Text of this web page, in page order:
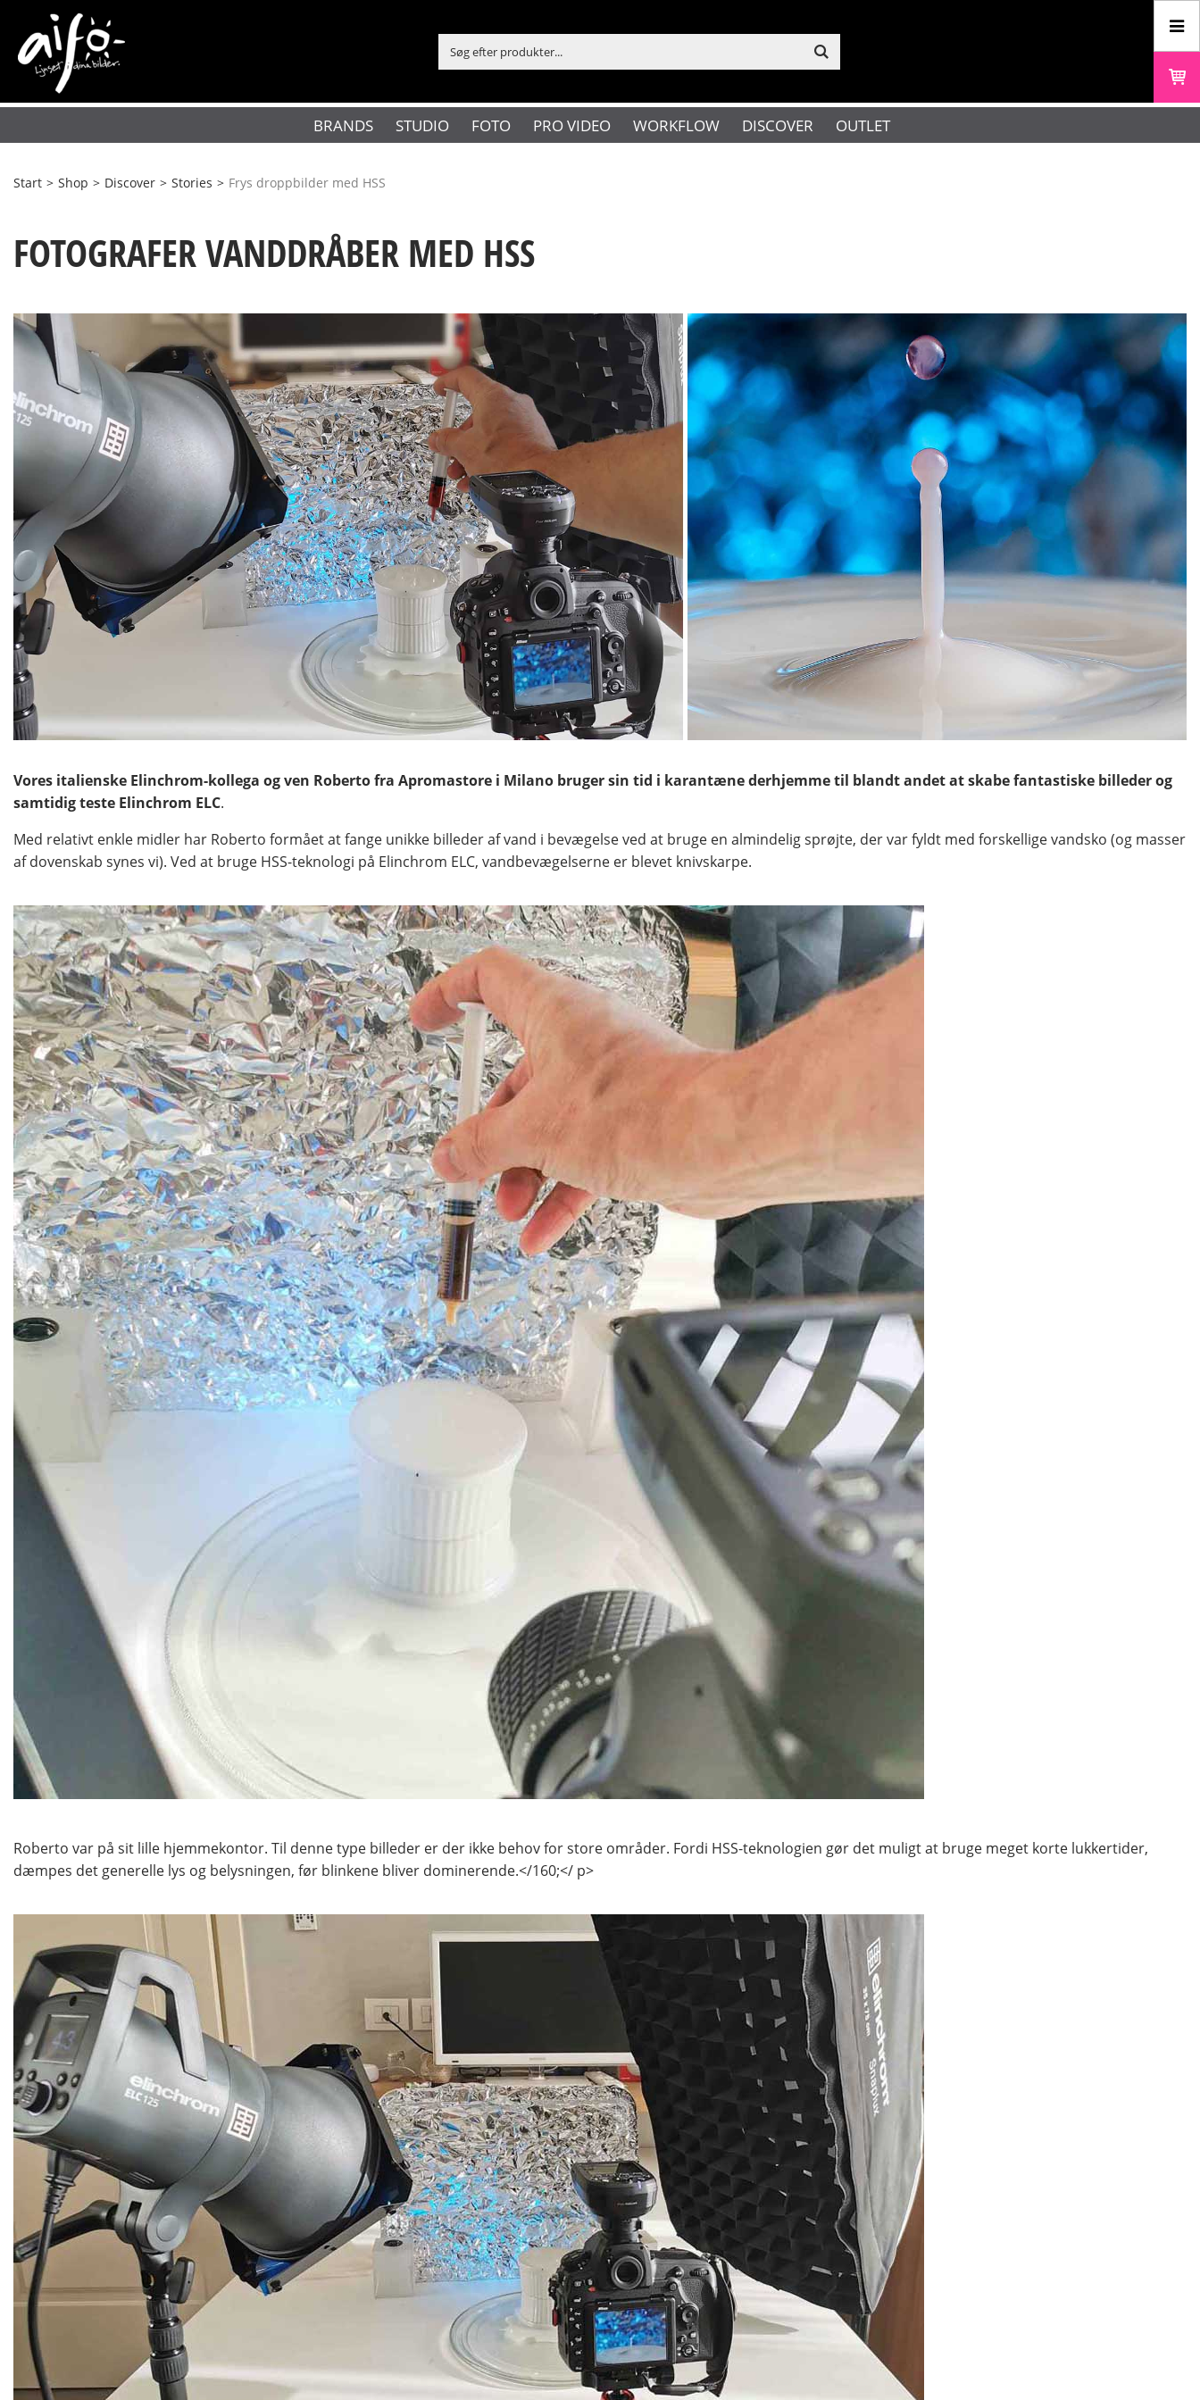
BRANDS STUDIO FOTO PRO VIDEO WORKFLOW DISCOVER OUTLET
Start > Shop > Discover > Stories > Frys droppbilder med HSS
FOTOGRAFER VANDDRÅBER MED HSS
Vores italienske Elinchrom-kollega og ven Roberto fra Apromastore i Milano bruger sin tid i karantæne derhjemme til blandt andet at skabe fantastiske billeder og
samtidig teste Elinchrom ELC.
Med relativt enkle midler har Roberto formået at fange unikke billeder af vand i bevægelse ved at bruge en almindelig sprøjte, der var fyldt med forskellige vandsko (og masser
af dovenskab synes vi). Ved at bruge HSS-teknologi på Elinchrom ELC, vandbevægelserne er blevet knivskarpe.
Roberto var på sit lille hjemmekontor. Til denne type billeder er der ikke behov for store områder. Fordi HSS-teknologien gør det muligt at bruge meget korte lukkertider,
dæmpes det generelle lys og belysningen, før blinkene bliver dominerende.</160;</ p>